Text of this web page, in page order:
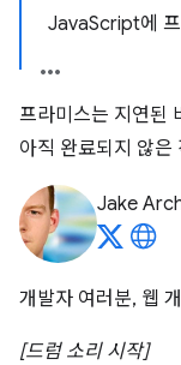
JavaScript에
프라미스는 지연된
아직 완료되지 않은
Jake
개발자 여러분, 웹
[드럼 소리 시작]